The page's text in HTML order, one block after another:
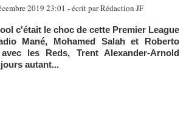
2019 23:01 - écrit par Rédaction JF
c'était le choc de cette Premier League
Mané, Mohamed Salah et Roberto
les Reds, Trent Alexander-Arnold
autant...